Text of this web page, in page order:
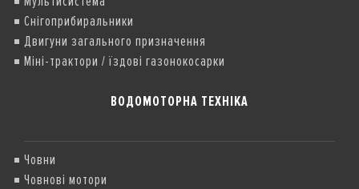
Снігоприбиральники
Двигуни загального призначення
Міні-трактори / їздові газонокосарки
ВОДОМОТОРНА ТЕХНІКА
Човни
Човнові мотори